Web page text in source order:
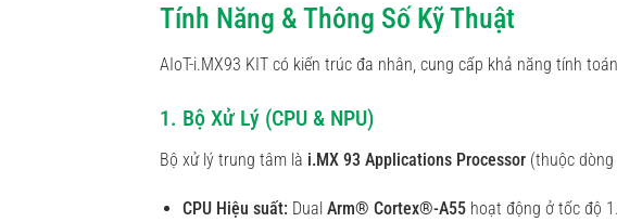
Tính Năng & Thông Số Kỹ Thuật
AIoT-i.MX93 KIT có kiến trúc đa nhân, cung cấp khả năng tính
1. Bộ Xử Lý (CPU & NPU)
Bộ xử lý trung tâm là i.MX 93 Applications Processor (thuộc
CPU Hiệu suất: Dual Arm® Cortex®-A55hoạt động ở tốc độ